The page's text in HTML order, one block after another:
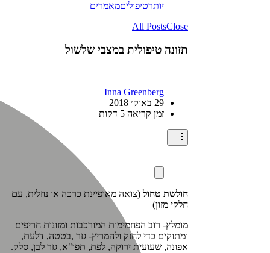
יותרטיפוליםמאמרים
All PostsClose
תזונה טיפולית במצבי שלשול
Inna Greenberg
29 באוק׳ 2018
זמן קריאה 5 דקות
חולשת טחול (צואה מאופיינת כרכה או נוזלית, עם
חלקי מזון)
מומלץ- רוב הפחמימות המורכבות ומזונות חריפים
ומתוקים כדי לחזק ולהמריץ- גזר ,בטטה, דלעת,
אפונה, שעועית ירוקה, לפת, תפו"א, גזר לבן, סלק.